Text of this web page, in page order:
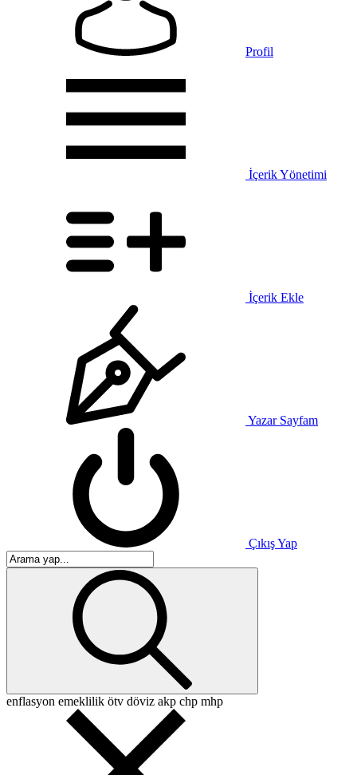
Profil
İçerik Yönetimi
İçerik Ekle
Yazar Sayfam
Çıkış Yap
enflasyon emeklilik ötv döviz akp chp mhp